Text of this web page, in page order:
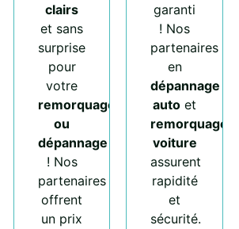
clairs
et sans
surprise
pour
votre
remorquage
ou
dépannage
! Nos
partenaires
offrent
un prix
garanti
! Nos
partenaires
en
dépannage
auto et
remorquage
voiture
assurent
rapidité
et
sécurité.